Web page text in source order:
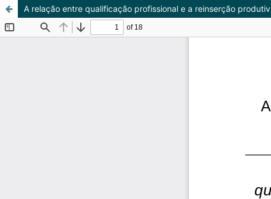
A relação entre qualificação profissional e a reinserção